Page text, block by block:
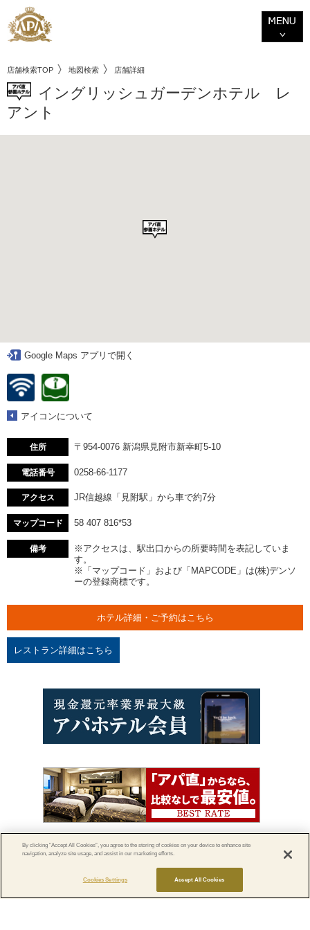
店舗検索TOP 地図検索 店舗詳細
イングリッシュガーデンホテル レ
アント
Google Maps アプリで開く
アイコンについて
住所 〒954-0076 新潟県見附市新幸町5-10
電話番号 0258-66-1177
アクセス JR信越線「見附駅」から車で約7分
マップコード 58 407 816*53
備考
※アクセスは、駅出口からの所要時間を表記していま
す。
※「マップコード」および「MAPCODE」は(株)デンソ
ーの登録商標です。
ホテル詳細・ご予約はこちら
レストラン詳細はこちら
｜会社概要｜用地情報｜個人情報保護方針｜宿泊約款について｜宴会約款につ
By clicking “Accept All Cookies”, you agree to the storing of cookies on your device to enhance site
navigation, analyze site usage, and assist in our marketing efforts.
Cookies Settings Accept All Cookies